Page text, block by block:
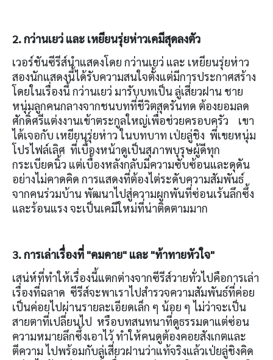
2. กว่านเยว่ และ เหยียนรุ่ยห่าวเคมีสุดลงตัว
เวอร์ชันซีรีส์นำแสดงโดย กว่านเยว่ และ เหยียนรุ่ยห่าว
สองนักแสดงนี้ได้รับความสนใจตั้งแต่มีการประกาศสร้าง
โดยในเรื่องนี้ กว่านเยว่ มารับบทเป็น ลู่เสี่ยวฝาน ชาย
หนุ่มลูกคนกลางจากชนบทที่ชีวิตสุดรันทด ต้องยอมลด
ศักดิ์ศรีแต่งงานเข้าตระกูลใหญ่เพื่อช่วยครอบครัว เขา
ได้เจอกับ เหยียนรุ่ยห่าว ในบทบาท เป่ยลู่ชิง พี่เขยหนุ่ม
โปรไฟล์เลิศ ที่เบื้องหน้าดูเป็นสุภาพบุรุษผู้ดีทุก
กระเบียดนิ้ว แต่เบื้องหลังกลับมีความซับซ้อนและดุดัน
อย่างไม่คาดคิด การแสดงที่ต้องไต่ระดับความสัมพันธ์
จากคนร่วมบ้าน พัฒนาไปสู่ความผูกพันที่ซ่อนเร้นลึกซึ้ง
และร้อนแรง จะเป็นเคมีใหม่ที่น่าติดตามมาก
3. การเล่าเรื่องที่ "คมคาย" และ "ท้าทายหัวใจ"
เสน่ห์ที่ทำให้เรื่องนี้แตกต่างจากซีรีส์วายทั่วไปคือการเล่า
เรื่องที่ฉลาด ซีรีส์จะพาเราไปสำรวจความสัมพันธ์ที่ค่อย
เป็นค่อยไปผ่านรายละเอียดเล็ก ๆ น้อย ๆ ไม่ว่าจะเป็น
สายตาที่เปลี่ยนไป หรือบทสนทนาที่ดูธรรมดาแต่ซ่อน
ความหมายลึกซึ้งเอาไว้ ทำให้คนดูต้องคอยสังเกตและ
ตีความ ไปพร้อมกับลู่เสี่ยวฝานว่าแท้จริงแล้วเป่ยลู่ชิงคิด